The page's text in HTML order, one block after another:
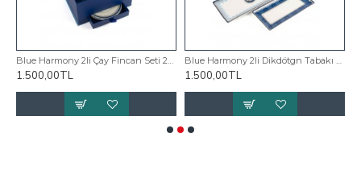
Blue Harmony 2li Çay Fincan Seti 220cc
1.500,00TL
Blue Harmony 2li Dikdötgn Tabakı 32cm 25cm
1.500,00TL